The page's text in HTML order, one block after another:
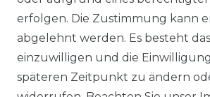
IMPRESSUM
AGB
KONTAKT
erfolgen. Die Zustimmung kann
abgelehnt werden. Es besteht
einzuwilligen und die
späteren Zeitpunkt zu ändern